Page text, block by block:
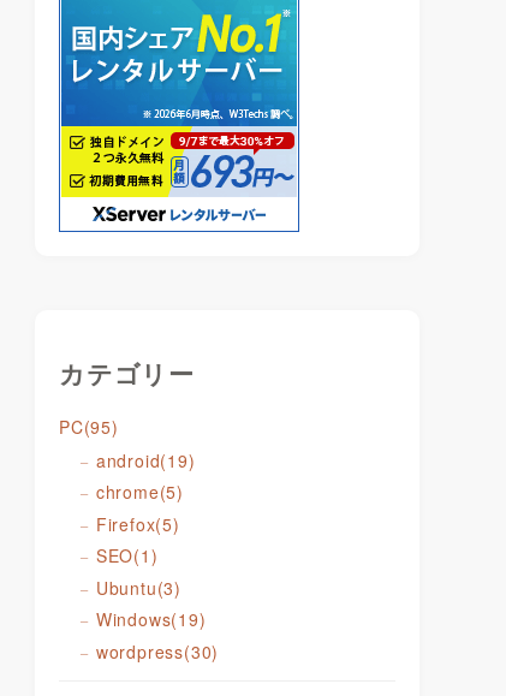
カテゴリー
PC(95)
android(19)
chrome(5)
Firefox(5)
SEO(1)
Ubuntu(3)
Windows(19)
wordpress(30)